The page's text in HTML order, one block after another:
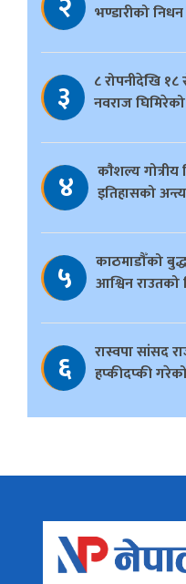
भण्डारीको निधन
३
८ रोपनीदेखि
नवराज घिमिरेको
४
काैशल्य
इतिहासको अन्त्य
५
काठमाडौँको
आश्विन राउतको
६
रास्वपा सांसद
हप्कीदप्की